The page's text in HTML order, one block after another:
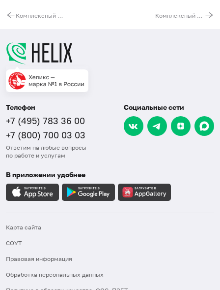
Комплексный анализ клеща на энцефалит и боррелиоз (болезнь Лайма) Комплексный анализ клеща на энцефалит, боррелиоз (болезнь Лайма), эрлихиоз и анаплазмоз
Телефон
+7 (495) 783 36 00
+7 (800) 700 03 03
Ответим на любые вопросы
по работе и услугам
Социальные сети
В приложении удобнее
Карта сайта
СОУТ
Правовая информация
Обработка персональных данных